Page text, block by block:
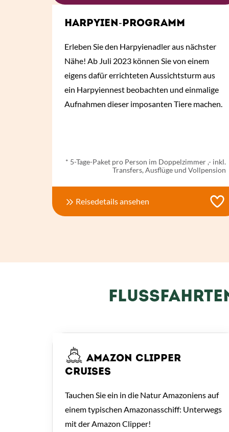
HARPYIEN-PROGRAMM
Erleben Sie den Harpyienadler aus nächster
Nähe! Ab Juli 2023 können Sie von einem
eigens dafür errichteten Aussichtsturm aus
ein Harpyiennest beobachten und einmalige
Aufnahmen dieser imposanten Tiere machen.
* 5-Tage-Paket pro Person im Doppelzimmer ,- inkl.
Transfers, Ausflüge und Vollpension
Reisedetails ansehen
AMAZON CLIPPER
CRUISES
Tauchen Sie ein in die Natur Amazoniens auf
einem typischen Amazonasschiff: Unterwegs
mit der Amazon Clipper!